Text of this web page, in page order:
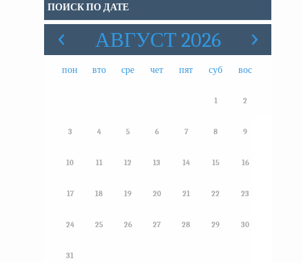
ПОИСК ПО ДАТЕ
АВГУСТ 2026
пон вто сре чет пят суб вос
1 2
3 4 5 6 7 8 9
10 11 12 13 14 15 16
17 18 19 20 21 22 23
24 25 26 27 28 29 30
31